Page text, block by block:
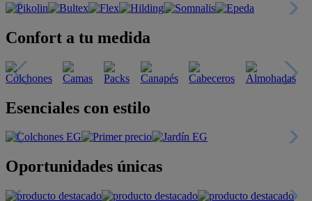
Confort a tu medida
Esenciales con estilo
Oportunidades únicas